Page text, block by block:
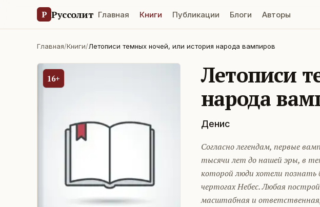
Р Руссолит Главная Книги Публикации Блоги Авторы
Главная/Книги/Летописи темных ночей, или история народа вампиров
16+
Летописи
народа
Денис
Согласно легендам, первые
тысячи лет до нашей эры, в
которой люди хотели познать
чертогах Небес. Любая
масштабная и